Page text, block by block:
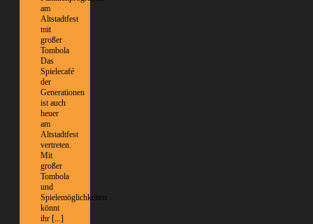
am
Altstadtfest
mit
großer
Tombola
Das
Spielecafé
der
Generationen
ist auch
heuer
am
Altstadtfest
vertreten.
Mit
großer
Tombola
und
Spielemöglichkeiten
könnt
ihr [...]